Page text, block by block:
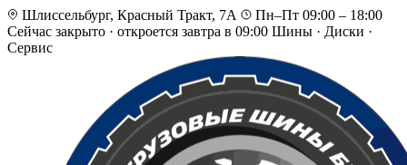
Шлиссельбург, Красный Тракт, 7А
Пн–Пт 09:00 – 18:00
Сейчас закрыто · откроется завтра в 09:00 Шины · Диски ·
Сервис